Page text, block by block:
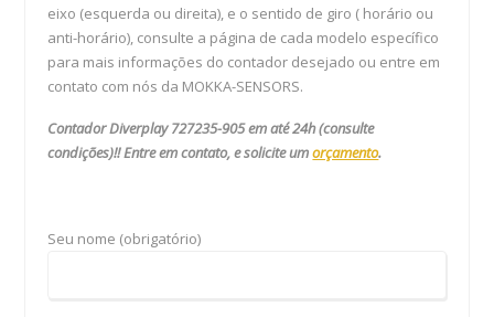
eixo (esquerda ou direita), e o sentido de giro ( horário ou
anti-horário), consulte a página de cada modelo específico
para mais informações do contador desejado ou entre em
contato com nós da MOKKA-SENSORS.
Contador Diverplay 727235-905 em até 24h (consulte
condições)!! Entre em contato, e solicite umorçamento.
Seu nome (obrigatório)